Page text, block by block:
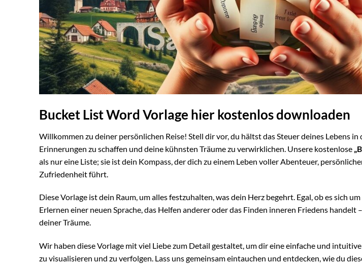
Bucket List Word Vorlage hier kostenlos downloaden
Willkommen zu deiner persönlichen Reise! Stell dir vor, du hältst das Steuer deines Lebens
Erinnerungen zu schaffen und deine kühnsten Träume zu verwirklichen. Unsere kostenlose
als nur eine Liste; sie ist dein Kompass, der dich zu einem Leben voller Abenteuer,
Zufriedenheit führt.
Diese Vorlage ist dein Raum, um alles festzuhalten, was dein Herz begehrt. Egal, ob es sich
Erlernen einer neuen Sprache, das Helfen anderer oder das Finden inneren Friedens handelt
deiner Träume.
Wir haben diese Vorlage mit viel Liebe zum Detail gestaltet, um dir eine einfache und
zu visualisieren und zu verfolgen. Lass uns gemeinsam eintauchen und entdecken, wie du